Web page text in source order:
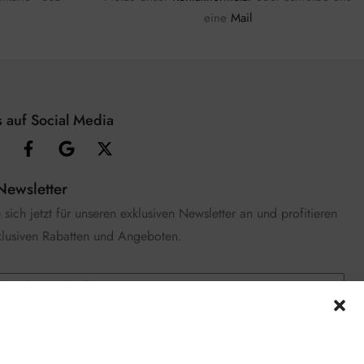
eine Mail
auf Social Media
jetzt für unseren exklusiven Newsletter an und profitieren
Rabatten und Angeboten.